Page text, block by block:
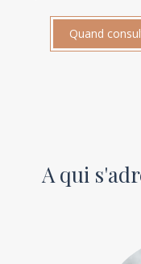
Quand
A qui